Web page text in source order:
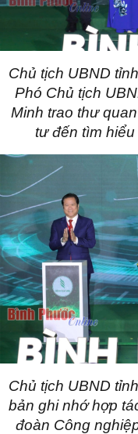
Chủ tịch UBND tỉnh
Phó Chủ tịch
Minh trao thư
tư đến tìm
Chủ tịch UBND tỉnh
bản ghi nhớ hợp
đoàn Công